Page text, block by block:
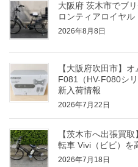
大阪府 茨木市でブ
ロンティアロイヤル
2026年8月8日
【大阪府吹田市】
F081（HV-F080シ
新入荷情報
2026年7月22日
【茨木市へ出張買
転車 Vivi（ビビ）を
2026年7月18日